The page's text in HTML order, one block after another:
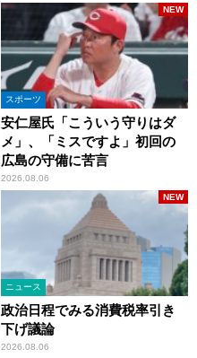
スポーツ
安仁屋氏「こういう守りはダ
メ」、「ミスですよ」初回の
広島の守備に苦言
2026.08.06
NEW
ニュース
政治日程でみる消費税率引き
下げ議論
2026.08.06
NEW